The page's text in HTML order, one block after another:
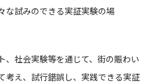
な試みのできる実証実験の場
、社会実験等を通じて、街の賑わい
考え、試行錯誤し、実践できる実証